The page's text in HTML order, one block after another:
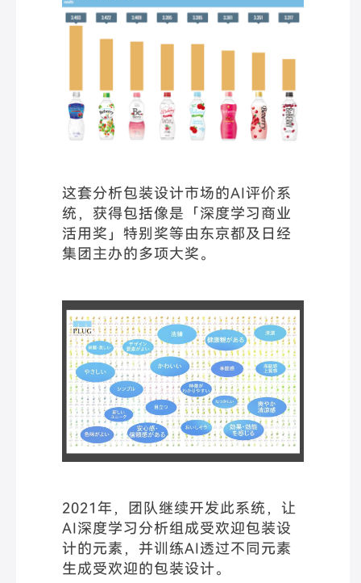
这套分析包装设计市场的AI评价系
统，获得包括像是「深度学习商业
活用奖」特别奖等由东京都及日经
集团主办的多项大奖。
2021年，团队继续开发此系统，让
AI深度学习分析组成受欢迎包装设
计的元素，并训练AI透过不同元素
生成受欢迎的包装设计。